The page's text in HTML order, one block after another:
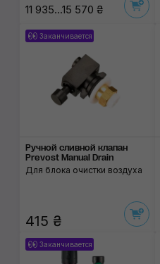
11 935...15 570 ₴
Заканчивается
Ручной сливной клапан
Prevost Manual Drain
Для блока очистки воздуха
415 ₴
Заканчивается